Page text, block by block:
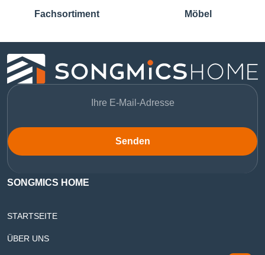
Fachsortiment Möbel
Senden
SONGMICS HOME
STARTSEITE
ÜBER UNS